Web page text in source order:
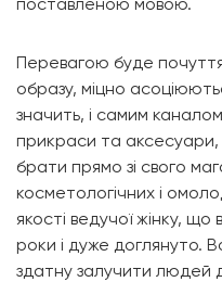
Перевагою буде
образу, міцно
значить, і самим
прикраси та аксесуари,
брати прямо зі свого
косметологічних і
якості ведучої жінку,
роки і дуже доглянуто.
здатну залучити людей